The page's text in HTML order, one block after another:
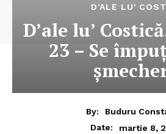
D'ALE LU'
D’ale lu’
23 – Se
By:
Buduru
Date:
martie 8,